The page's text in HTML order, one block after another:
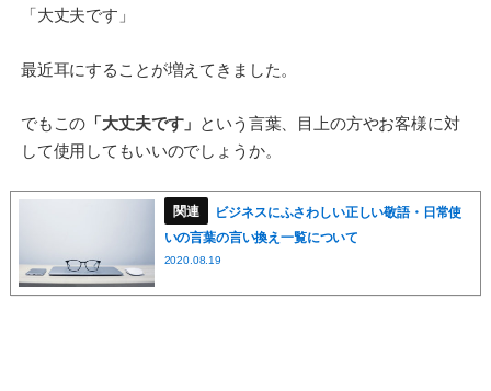
「大丈夫です」
最近耳にすることが増えてきました。
でもこの 「大丈夫です」 という言葉、目上の方やお客様に対
して使用してもいいのでしょうか。
ビジネスにふさわしい正しい敬語・日常使
いの言葉の言い換え一覧について
2020.08.19